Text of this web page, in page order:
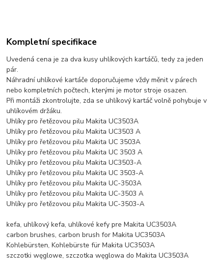
Kompletní specifikace
Uvedená cena je za dva kusy uhlíkových kartáčů, tedy za jeden
pár.
Náhradní uhlíkové kartáče doporučujeme vždy měnit v párech
nebo kompletních počtech, kterými je motor stroje osazen.
Při montáži zkontrolujte, zda se uhlíkový kartáč volně pohybuje v
uhlíkovém držáku.
Uhlíky pro řetězovou pilu Makita UC3503A
Uhlíky pro řetězovou pilu Makita UC3503 A
Uhlíky pro řetězovou pilu Makita UC 3503A
Uhlíky pro řetězovou pilu Makita UC 3503 A
Uhlíky pro řetězovou pilu Makita UC3503-A
Uhlíky pro řetězovou pilu Makita UC 3503-A
Uhlíky pro řetězovou pilu Makita UC-3503A
Uhlíky pro řetězovou pilu Makita UC-3503 A
Uhlíky pro řetězovou pilu Makita UC-3503-A
kefa, uhlíkový kefa, uhlíkové kefy pre Makita UC3503A
carbon brushes, carbon brush for Makita UC3503A
Kohlebürsten, Kohlebürste für Makita UC3503A
szczotki węglowe, szczotka węglowa do Makita UC3503A